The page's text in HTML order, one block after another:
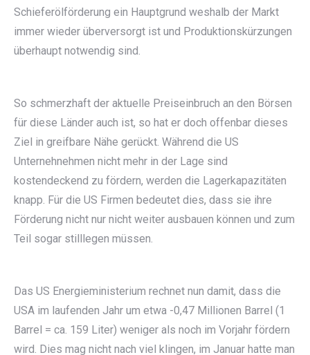
Schieferölförderung ein Hauptgrund weshalb der Markt
immer wieder überversorgt ist und Produktionskürzungen
überhaupt notwendig sind.
So schmerzhaft der aktuelle Preiseinbruch an den Börsen
für diese Länder auch ist, so hat er doch offenbar dieses
Ziel in greifbare Nähe gerückt. Während die US
Unternehnehmen nicht mehr in der Lage sind
kostendeckend zu fördern, werden die Lagerkapazitäten
knapp. Für die US Firmen bedeutet dies, dass sie ihre
Förderung nicht nur nicht weiter ausbauen können und zum
Teil sogar stilllegen müssen.
Das US Energieministerium rechnet nun damit, dass die
USA im laufenden Jahr um etwa -0,47 Millionen Barrel (1
Barrel = ca. 159 Liter) weniger als noch im Vorjahr fördern
wird. Dies mag nicht nach viel klingen, im Januar hatte man